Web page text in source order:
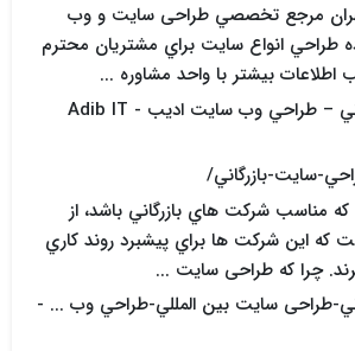
مرجع تخصصي طراحی سایت و وب
طراحي انواع سايت براي مشتريان محترم
بيشتر با واحد مشاوره ...
طراحی سایت بازرگاني – طراحي وب سايت اديب - Adib IT
مناسب شرکت هاي بازرگاني باشد، از
که اين شرکت ها براي پيشبرد روند کاري
چرا که طراحی سایت ...
طراحی سایت بين المللي-طراحي وب ... -